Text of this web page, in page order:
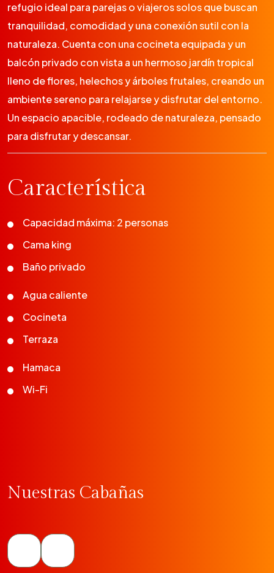
refugio ideal para parejas o viajeros solos que buscan
tranquilidad, comodidad y una conexión sutil con la
naturaleza. Cuenta con una cocineta equipada y un
balcón privado con vista a un hermoso jardín tropical
lleno de flores, helechos y árboles frutales, creando un
ambiente sereno para relajarse y disfrutar del entorno.
Un espacio apacible, rodeado de naturaleza, pensado
para disfrutar y descansar.
Característica
Capacidad máxima: 2 personas
Cama king
Baño privado
Agua caliente
Cocineta
Terraza
Hamaca
Wi-Fi
Nuestras Cabañas